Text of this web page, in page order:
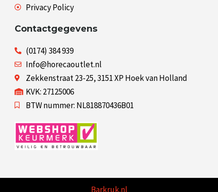
Privacy Policy
Contactgegevens
(0174) 384 939
Info@horecaoutlet.nl
Zekkenstraat 23-25, 3151 XP Hoek van Holland
KVK: 27125006
BTW nummer: NL818870436B01
Barkruk.nl